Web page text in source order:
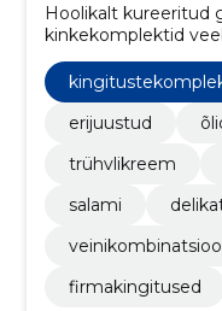
Hoolikalt kureeritud
kinkekomplektid
kohapealseks ostuks.
erijuustud
trühvlikreem
salami
firmakingitused